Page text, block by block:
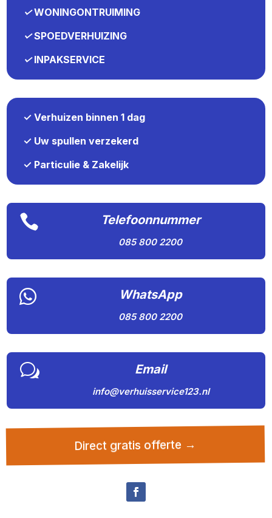
✓WONINGONTRUIMING
✓SPOEDVERHUIZING
✓INPAKSERVICE
✓ Verhuizen binnen 1 dag
✓ Uw spullen verzekerd
✓ Particulie & Zakelijk
 Telefoonnummer
085 800 2200
 WhatsApp
085 800 2200
w Email
info@verhuisservice123.nl
Direct gratis offerte →